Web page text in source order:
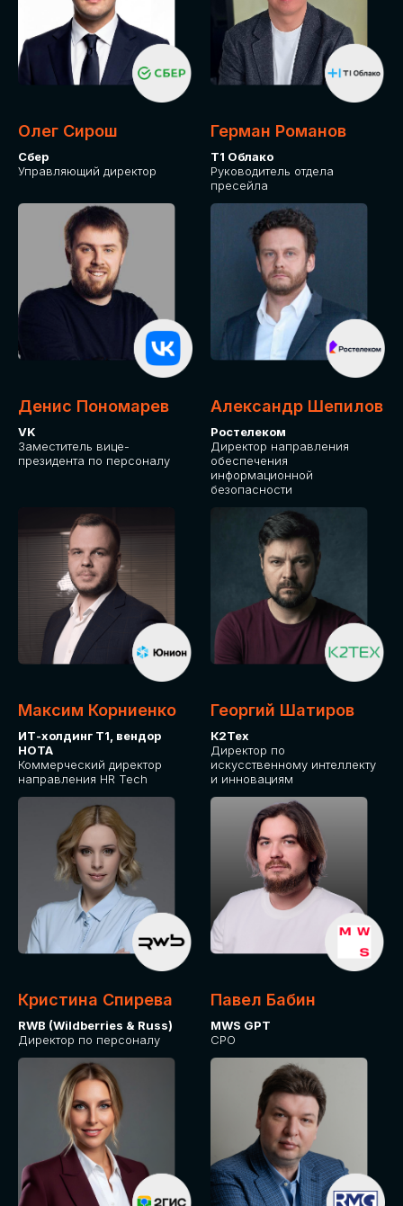
Олег Сирош
Сбер
Управляющий директор
Герман Романов
Т1 Облако
Руководитель отдела
пресейла
Денис Пономарев
VK
Заместитель вице-
президента по персоналу
Александр Шепилов
Ростелеком
Директор направления
обеспечения
информационной
безопасности
Максим Корниенко
ИТ-холдинг Т1, вендор
НОТА
Коммерческий директор
направления HR Tech
Георгий Шатиров
К2Тех
Директор по
искусственному интеллекту
и инновациям
Кристина Спирева
RWB (Wildberries & Russ)
Директор по персоналу
Павел Бабин
MWS GPT
CPO